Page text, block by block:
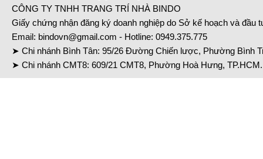
CÔNG TY TNHH TRANG TRÍ NHÀ BINDO
Giấy chứng nhận đăng ký doanh nghiệp do Sở kế hoạch và đầu
Email: bindovn@gmail.com - Hotline: 0949.375.775
➤ Chi nhánh Bình Tân: 95/26 Đường Chiến lược, Phường Bình
➤ Chi nhánh CMT8: 609/21 CMT8, Phường Hoà Hưng,